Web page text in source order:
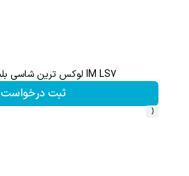
IM LS7 لوکس ترین شاسی بلند برقی ایران
ثبت درخواست
‹